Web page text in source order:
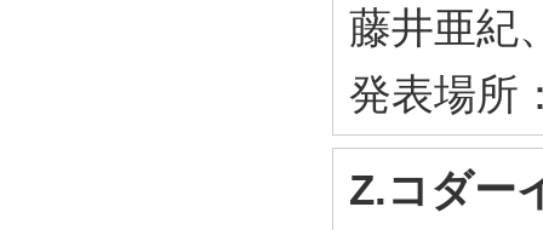
藤井亜紀
発表場所
Z.コダー